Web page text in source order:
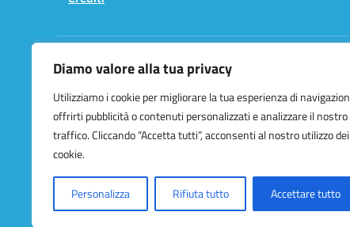
Diamo valore alla tua privacy
Utilizziamo i cookie per migliorare la tua esperienza di
offrirti pubblicità o contenuti personalizzati e analizzare il nostro
traffico. Cliccando “Accetta tutti”, acconsenti al nostro utilizzo dei
cookie.
Personalizza Rifiuta tutto Accettare tutto